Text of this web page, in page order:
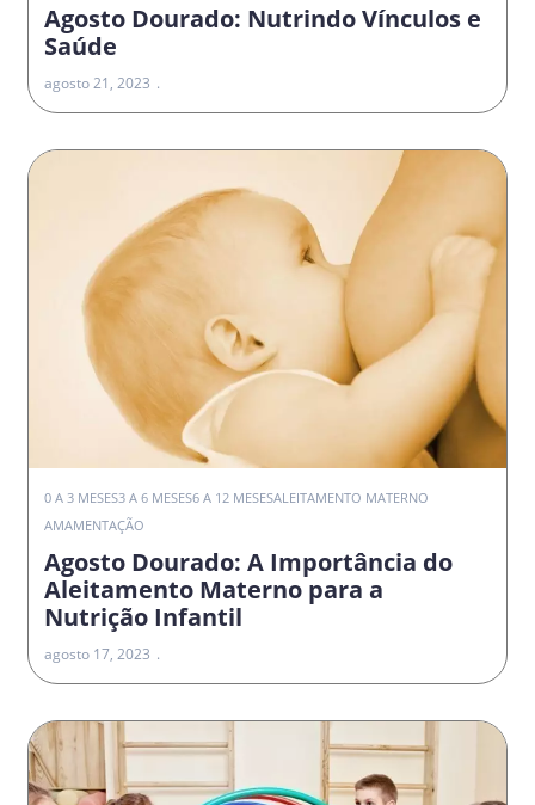
Agosto Dourado: Nutrindo Vínculos e
Saúde
agosto 21, 2023
0 A 3 MESES3 A 6 MESES6 A 12 MESESALEITAMENTO MATERNO
AMAMENTAÇÃO
Agosto Dourado: A Importância do
Aleitamento Materno para a
Nutrição Infantil
agosto 17, 2023